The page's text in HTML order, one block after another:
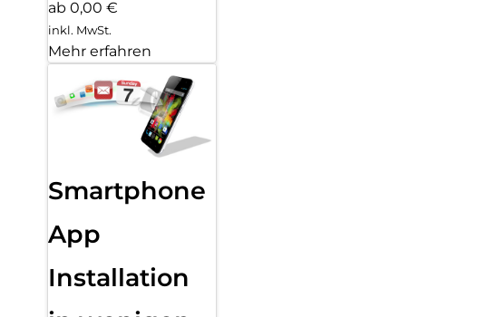
ab 0,00 €
inkl. MwSt.
Mehr erfahren
Smartphone
App
Installation